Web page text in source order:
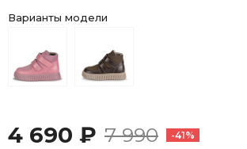
Варианты модели
4 690 ₽ 7 990 -41%